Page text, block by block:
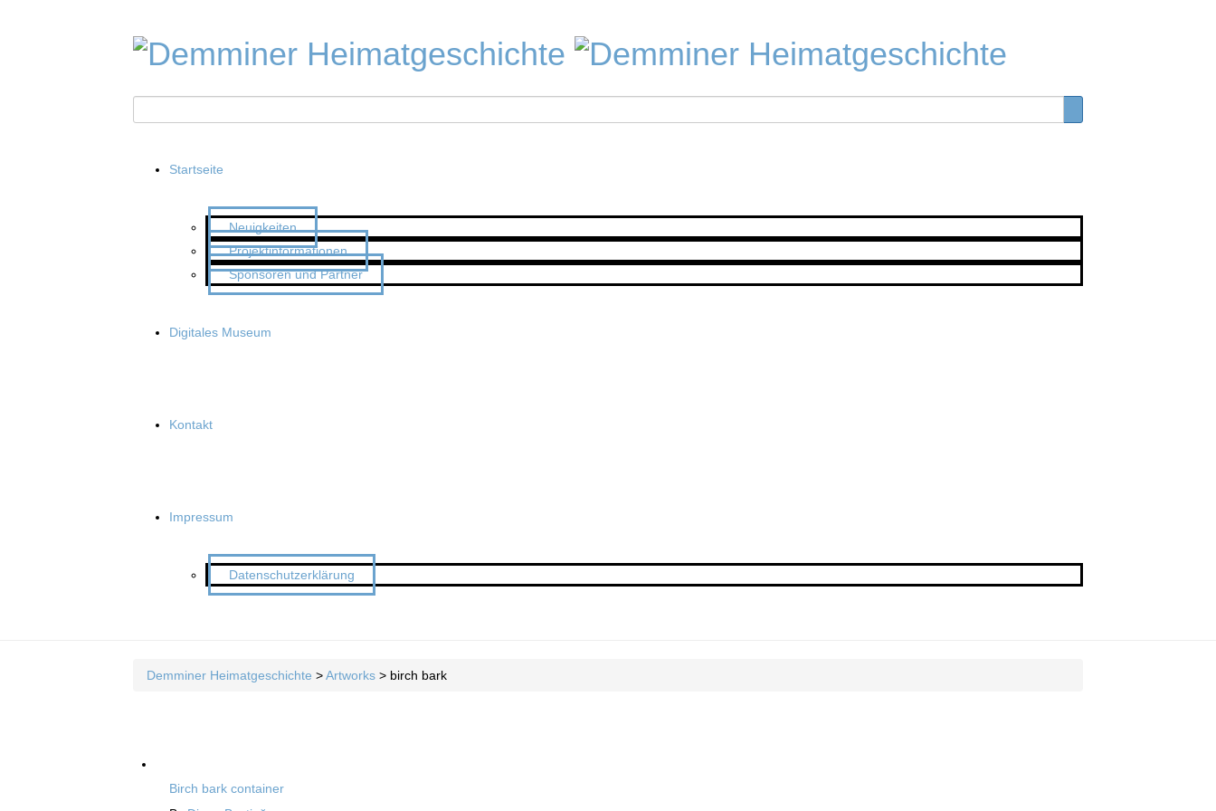
Startseite
Neuigkeiten
Projektinformationen
Sponsoren und Partner
Digitales Museum
Kontakt
Impressum
Datenschutzerklärung
Demminer Heimatgeschichte >Artworks > birch bark
Birch bark container